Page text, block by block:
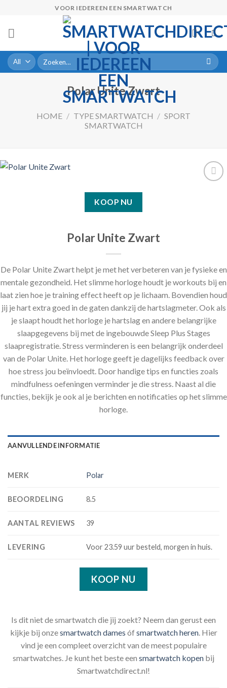
content
VOOR IEDEREEN EEN SMARTWATCH
Zoeken
naar:
Polar Unite Zwart
HOME / TYPE SMARTWATCH / SPORT
SMARTWATCH
KOOP NU
Polar Unite Zwart
De Polar Unite Zwart helpt je met het verbeteren van je fysieke en
mentale gezondheid. Het slimme horloge houdt je workouts bij en
laat zien hoe je training effect heeft op je lichaam. Bovendien houd
jij je hart extra goed in de gaten dankzij de hartslagmeter. Ook als
je slaapt houdt het horloge je hartslag en andere belangrijke
slaapgegevens bij met de ingebouwde Sleep Plus Stages
slaapregistratie. Stress verminderen is een belangrijk onderdeel
van de Polar Unite. Het horloge geeft je dagelijks feedback over
hoe stress jou beïnvloedt. Door handige tips en functies zoals
mindfulness oefeningen verminder je die stress. Naast al die
functies, bekijk je ook al je berichten en notificaties op het slimme
horloge.
AANVULLENDE INFORMATIE
MERK Polar
BEOORDELING 8.5
AANTAL REVIEWS 39
LEVERING Voor 23.59 uur besteld, morgen in huis.
KOOP NU
Is dit niet de smartwatch die jij zoekt? Neem dan gerust een
kijkje bij onzesmartwatch dames ófsmartwatch heren. Hier
vind je een compleet overzicht van de meest populaire
smartwatches. Je kunt het beste een smartwatch kopen bij
Smartwatchdirect.nl!